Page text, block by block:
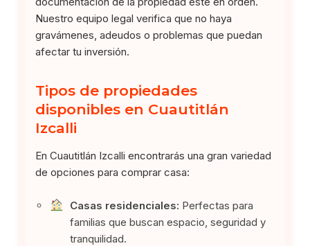
Nuestro equipo legal verifica que no haya
gravámenes, adeudos o problemas que puedan
afectar tu inversión.
Tipos de propiedades
disponibles en Cuautitlán
Izcalli
En Cuautitlán Izcalli encontrarás una gran variedad
de opciones para comprar casa:
Casas residenciales: Perfectas para
familias que buscan espacio, seguridad y
tranquilidad.